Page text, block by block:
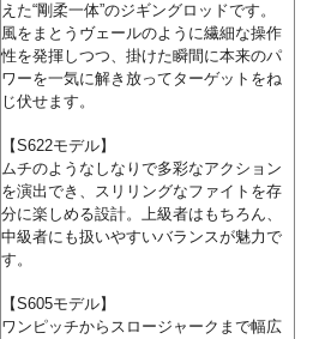
えた“剛柔一体”のジギングロッドです。
風をまとうヴェールのように繊細な操作
性を発揮しつつ、掛けた瞬間に本来のパ
ワーを一気に解き放ってターゲットをね
じ伏せます。
【S622モデル】
ムチのようなしなりで多彩なアクション
を演出でき、スリリングなファイトを存
分に楽しめる設計。上級者はもちろん、
中級者にも扱いやすいバランスが魅力で
す。
【S605モデル】
ワンピッチからスロージャークまで幅広